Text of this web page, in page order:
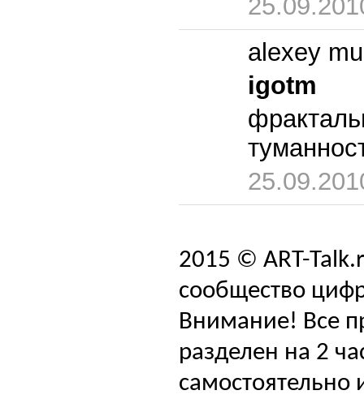
alexey
igotm
2015 © ART-
сообщество
Внимание! Все
разделен на 2
самостоятельно